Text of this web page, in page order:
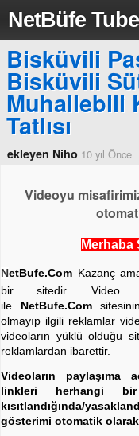
NetBüfe
Bisküvili
Bisküvili
Muhallebili
Tatlısı
ekleyen Niho 10 yıl Önce
Videoyu
Merhaba
NetBufe.Com Kazanç
bir sitedir. Video
ile NetBufe.Com
olmayıp ilgili reklamlar
videoların yüklü olduğu
reklamlardan ibarettir.
Videoların paylaşıma
linkleri herhangi bir
kısıtlandığında/
gösterimi otomatik